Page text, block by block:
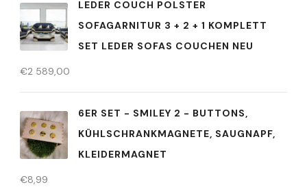
LEDER COUCH POLSTER
SOFAGARNITUR 3 + 2 + 1 KOMPLETT
SET LEDER SOFAS COUCHEN NEU
€2 589,00
6ER SET - SMILEY 2 - BUTTONS,
KÜHLSCHRANKMAGNETE, SAUGNAPF,
KLEIDERMAGNET
€8,99